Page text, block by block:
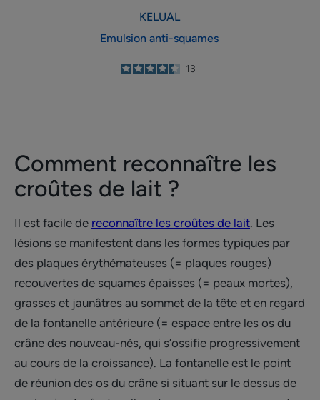
KELUAL
Emulsion anti-squames
4.4
/5
13
Comment reconnaître les
croûtes de lait ?
Il est facile de reconnaître les croûtes de lait. Les
lésions se manifestent dans les formes typiques par
des plaques érythémateuses (= plaques rouges)
recouvertes de squames épaisses (= peaux mortes),
grasses et jaunâtres au sommet de la tête et en regard
de la fontanelle antérieure (= espace entre les os du
crâne des nouveau-nés, qui s’ossifie progressivement
au cours de la croissance). La fontanelle est le point
de réunion des os du crâne si situant sur le dessus de